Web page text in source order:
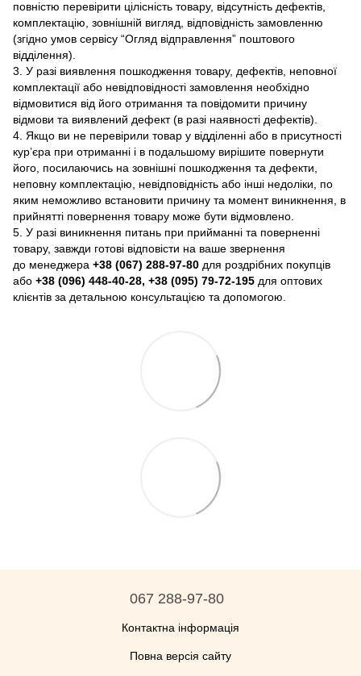
повністю перевірити цілісність товару, відсутність дефектів,
комплектацію, зовнішній вигляд, відповідність замовленню
(згідно умов сервісу “Огляд відправлення” поштового
відділення).
3. У разі виявлення пошкодження товару, дефектів, неповної
комплектації або невідповідності замовлення необхідно
відмовитися від його отримання та повідомити причину
відмови та виявлений дефект (в разі наявності дефектів).
4. Якщо ви не перевірили товар у відділенні або в присутності
кур’єра при отриманні і в подальшому вирішите повернути
його, посилаючись на зовнішні пошкодження та дефекти,
неповну комплектацію, невідповідність або інші недоліки, по
яким неможливо встановити причину та момент виникнення, в
прийнятті повернення товару може бути відмовлено.
5. У разі виникнення питань при прийманні та поверненні
товару, завжди готові відповісти на ваше звернення
до менеджера +38 (067) 288-97-80 для роздрібних покупців
або +38 (096) 448-40-28, +38 (095) 79-72-195 для оптових
клієнтів за детальною консультацією та допомогою.
067 288-97-80
Контактна інформація
Повна версія сайту